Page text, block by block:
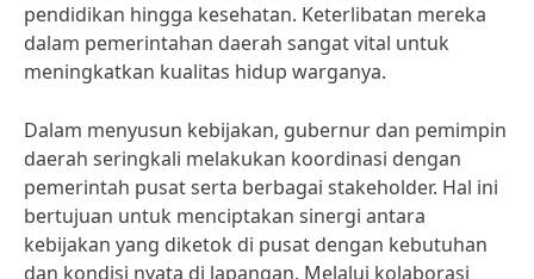
pendidikan hingga kesehatan. Keterlibatan mereka
dalam pemerintahan daerah sangat vital untuk
meningkatkan kualitas hidup warganya.
Dalam menyusun kebijakan, gubernur dan pemimpin
daerah seringkali melakukan koordinasi dengan
pemerintah pusat serta berbagai stakeholder. Hal ini
bertujuan untuk menciptakan sinergi antara
kebijakan yang diketok di pusat dengan kebutuhan
dan kondisi nyata di lapangan. Melalui kolaborasi